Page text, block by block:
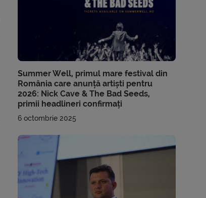
Summer Well, primul mare festival din
România care anunță artiști pentru
2026: Nick Cave & The Bad Seeds,
primii headlineri confirmați
6 octombrie 2025